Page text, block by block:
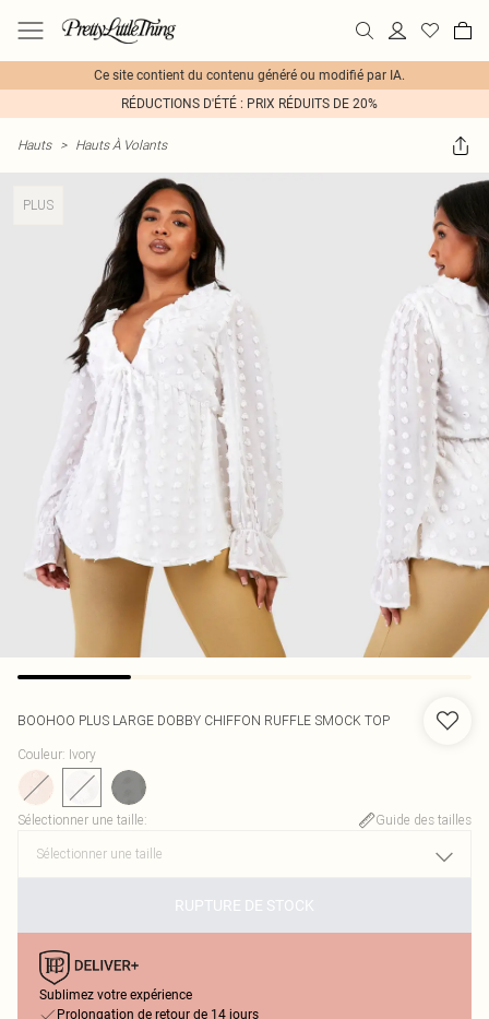
Ce site contient du contenu généré ou modifié par IA.
RÉDUCTIONS D'ÉTÉ : PRIX RÉDUITS DE 20%
Hauts > Hauts À Volants
PLUS
BOOHOO PLUS LARGE DOBBY CHIFFON RUFFLE SMOCK TOP
Couleur: Ivory
Sélectionner une taille: Guide des tailles
RUPTURE DE STOCK
Sublimez votre expérience
Prolongation de retour de 14 jours